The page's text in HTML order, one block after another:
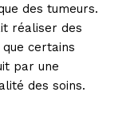
des tumeurs.
réaliser des
certains
par une
des soins.